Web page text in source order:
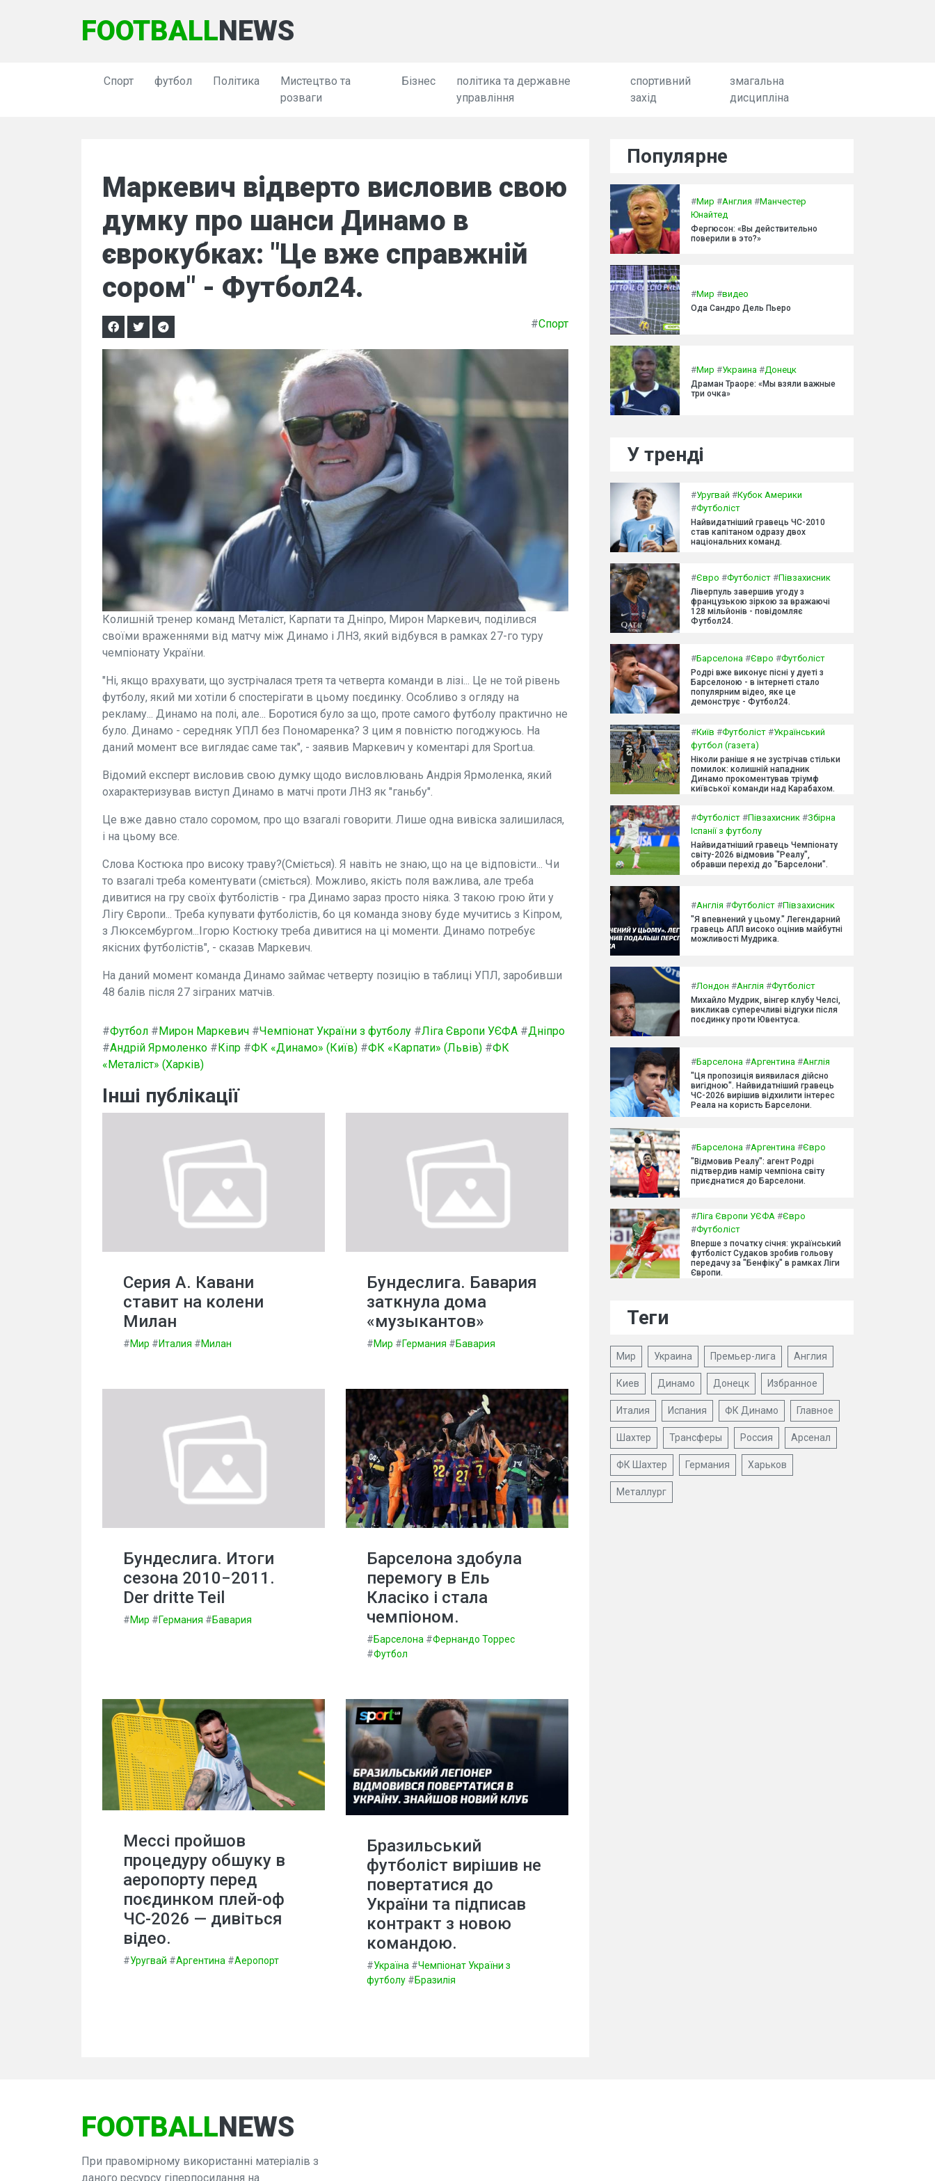
FOOTBALLNEWS
Спорт футбол Політика
Мистецтво та
розваги
Бізнес
політика та державне
управління
спортивний
захід
змагальна
дисципліна
Маркевич відверто висловив свою
думку про шанси Динамо в
єврокубках: "Це вже справжній
сором" - Футбол24.
#Спорт
Колишній тренер команд Металіст, Карпати та Дніпро, Мирон Маркевич, поділився
своїми враженнями від матчу між Динамо і ЛНЗ, який відбувся в рамках 27-го туру
чемпіонату України.
"Ні, якщо врахувати, що зустрічалася третя та четверта команди в лізі... Це не той рівень
футболу, який ми хотіли б спостерігати в цьому поєдинку. Особливо з огляду на
рекламу... Динамо на полі, але... Боротися було за що, проте самого футболу практично не
було. Динамо - середняк УПЛ без Пономаренка? З цим я повністю погоджуюсь. На
даний момент все виглядає саме так", - заявив Маркевич у коментарі для Sport.ua.
Відомий експерт висловив свою думку щодо висловлювань Андрія Ярмоленка, який
охарактеризував виступ Динамо в матчі проти ЛНЗ як "ганьбу".
Це вже давно стало соромом, про що взагалі говорити. Лише одна вивіска залишилася,
і на цьому все.
Слова Костюка про високу траву?(Сміється). Я навіть не знаю, що на це відповісти... Чи
то взагалі треба коментувати (сміється). Можливо, якість поля важлива, але треба
дивитися на гру своїх футболістів - гра Динамо зараз просто ніяка. З такою грою йти у
Лігу Європи... Треба купувати футболістів, бо ця команда знову буде мучитись з Кіпром,
з Люксембургом...Ігорю Костюку треба дивитися на ці моменти. Динамо потребує
якісних футболістів", - сказав Маркевич.
На даний момент команда Динамо займає четверту позицію в таблиці УПЛ, заробивши
48 балів після 27 зіграних матчів.
#Футбол #Мирон Маркевич #Чемпіонат України з футболу #Ліга Європи УЄФА #Дніпро
#Андрій Ярмоленко #Кіпр #ФК «Динамо» (Київ) #ФК «Карпати» (Львів) #ФК
«Металіст» (Харків)
Інші публікації
Серия А. Кавани
ставит на колени
Милан
#Мир #Италия #Милан
Бундеслига. Бавария
заткнула дома
«музыкантов»
#Мир #Германия #Бавария
Бундеслига. Итоги
сезона 2010−2011.
Der dritte Teil
#Мир #Германия #Бавария
Барселона здобула
перемогу в Ель
Класіко і стала
чемпіоном.
#Барселона #Фернандо Торрес
#Футбол
Мессі пройшов
процедуру обшуку в
аеропорту перед
поєдинком плей-оф
ЧС-2026 — дивіться
відео.
#Уругвай #Аргентина #Аеропорт
Бразильський
футболіст вирішив не
повертатися до
України та підписав
контракт з новою
командою.
#Україна #Чемпіонат України з
футболу #Бразилія
Популярне
#Мир #Англия #Манчестер
Юнайтед
Фергюсон: «Вы действительно
поверили в это?»
#Мир #видео
Ода Сандро Дель Пьеро
#Мир #Украина #Донецк
Драман Траоре: «Мы взяли важные
три очка»
У тренді
#Уругвай #Кубок Америки
#Футболіст
Найвидатніший гравець ЧС-2010
став капітаном одразу двох
національних команд.
#Євро #Футболіст #Півзахисник
Ліверпуль завершив угоду з
французькою зіркою за вражаючі
128 мільйонів - повідомляє
Футбол24.
#Барселона #Євро #Футболіст
Родрі вже виконує пісні у дуеті з
Барселоною - в інтернеті стало
популярним відео, яке це
демонструє - Футбол24.
#Київ #Футболіст #Український
футбол (газета)
Ніколи раніше я не зустрічав стільки
помилок: колишній нападник
Динамо прокоментував тріумф
київської команди над Карабахом.
#Футболіст #Півзахисник #Збірна
Іспанії з футболу
Найвидатніший гравець Чемпіонату
світу-2026 відмовив "Реалу",
обравши перехід до "Барселони".
#Англія #Футболіст #Півзахисник
"Я впевнений у цьому." Легендарний
гравець АПЛ високо оцінив майбутні
можливості Мудрика.
#Лондон #Англія #Футболіст
Михайло Мудрик, вінгер клубу Челсі,
викликав суперечливі відгуки після
поєдинку проти Ювентуса.
#Барселона #Аргентина #Англія
"Ця пропозиція виявилася дійсно
вигідною". Найвидатніший гравець
ЧС-2026 вирішив відхилити інтерес
Реала на користь Барселони.
#Барселона #Аргентина #Євро
"Відмовив Реалу": агент Родрі
підтвердив намір чемпіона світу
приєднатися до Барселони.
#Ліга Європи УЄФА #Євро
#Футболіст
Вперше з початку січня: український
футболіст Судаков зробив гольову
передачу за "Бенфіку" в рамках Ліги
Європи.
Теги
Мир Украина Премьер-лига Англия
Киев Динамо Донецк Избранное
Италия Испания ФК Динамо Главное
Шахтер Трансферы Россия Арсенал
ФК Шахтер Германия Харьков
Металлург
FOOTBALLNEWS
При правомірному використанні матеріалів з
даного ресурсу гіперпосилання на